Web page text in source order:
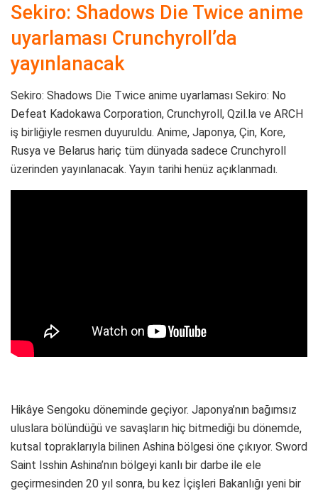
Sekiro: Shadows Die Twice anime
uyarlaması Crunchyroll’da
yayınlanacak
Sekiro: Shadows Die Twice anime uyarlaması Sekiro: No
Defeat Kadokawa Corporation, Crunchyroll, Qzil.la ve ARCH
iş birliğiyle resmen duyuruldu. Anime, Japonya, Çin, Kore,
Rusya ve Belarus hariç tüm dünyada sadece Crunchyroll
üzerinden yayınlanacak. Yayın tarihi henüz açıklanmadı.
Hikâye Sengoku döneminde geçiyor. Japonya’nın bağımsız
uluslara bölündüğü ve savaşların hiç bitmediği bu dönemde,
kutsal topraklarıyla bilinen Ashina bölgesi öne çıkıyor. Sword
Saint Isshin Ashina’nın bölgeyi kanlı bir darbe ile ele
geçirmesinden 20 yıl sonra, bu kez İçişleri Bakanlığı yeni bir